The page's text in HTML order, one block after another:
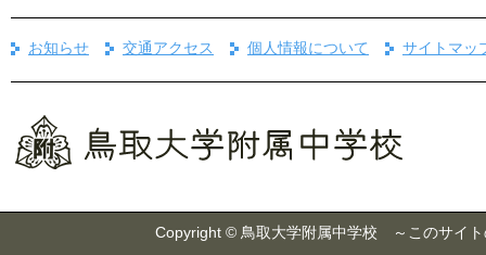
お知らせ 交通アクセス 個人情報について サイトマッ
Copyright © 鳥取大学附属中学校 ～このサイト